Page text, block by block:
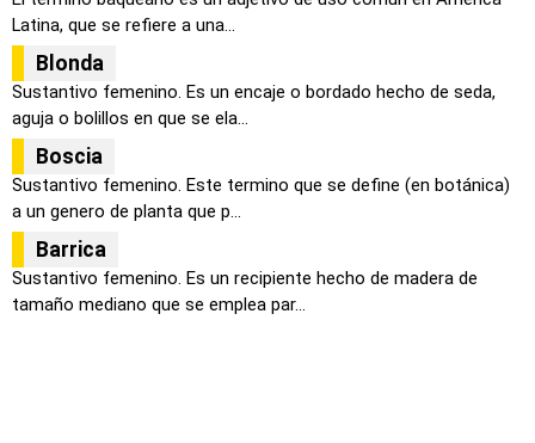
Latina, que se refiere a una...
Blonda
Sustantivo femenino. Es un encaje o bordado hecho de seda,
aguja o bolillos en que se ela...
Boscia
Sustantivo femenino. Este termino que se define (en botánica)
a un genero de planta que p...
Barrica
Sustantivo femenino. Es un recipiente hecho de madera de
tamaño mediano que se emplea par...